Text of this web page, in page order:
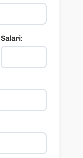
Salari: